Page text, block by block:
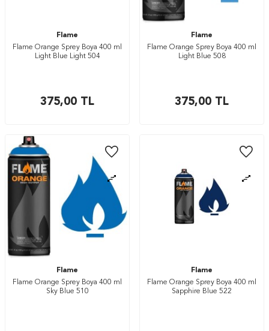
Flame
Flame Orange Sprey Boya 400 ml
Light Blue Light 504
375,00 TL
Flame
Flame Orange Sprey Boya 400 ml
Light Blue 508
375,00 TL
Flame
Flame Orange Sprey Boya 400 ml
Sky Blue 510
Flame
Flame Orange Sprey Boya 400 ml
Sapphire Blue 522